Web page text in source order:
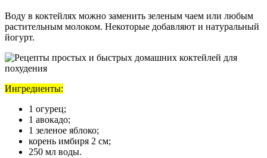
Воду в коктейлях можно заменить зеленым чаем или любым
растительным молоком. Некоторые добавляют и натуральный
йогурт.
Ингредиенты:
1 огурец;
1 авокадо;
1 зеленое яблоко;
корень имбиря 2 см;
250 мл воды.